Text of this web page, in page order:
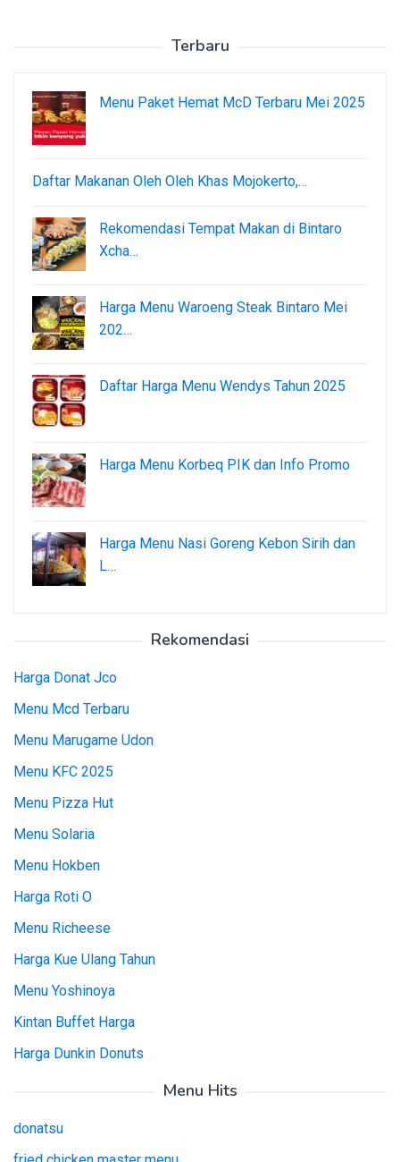
Terbaru
Menu Paket Hemat McD Terbaru Mei 2025
Daftar Makanan Oleh Oleh Khas Mojokerto,…
Rekomendasi Tempat Makan di Bintaro
Xcha…
Harga Menu Waroeng Steak Bintaro Mei
202…
Daftar Harga Menu Wendys Tahun 2025
Harga Menu Korbeq PIK dan Info Promo
Harga Menu Nasi Goreng Kebon Sirih dan
L…
Rekomendasi
Harga Donat Jco
Menu Mcd Terbaru
Menu Marugame Udon
Menu KFC 2025
Menu Pizza Hut
Menu Solaria
Menu Hokben
Harga Roti O
Menu Richeese
Harga Kue Ulang Tahun
Menu Yoshinoya
Kintan Buffet Harga
Harga Dunkin Donuts
Menu Hits
donatsu